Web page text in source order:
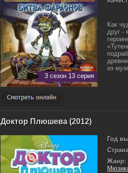
3 сезон 13 серия
Как
друг -
из
Доктор Плюшева (2012)
Год
Жанр: